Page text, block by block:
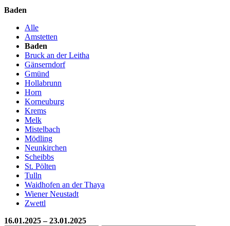
Baden
Alle
Amstetten
Baden
Bruck an der Leitha
Gänserndorf
Gmünd
Hollabrunn
Horn
Korneuburg
Krems
Melk
Mistelbach
Mödling
Neunkirchen
Scheibbs
St. Pölten
Tulln
Waidhofen an der Thaya
Wiener Neustadt
Zwettl
16.01.2025 – 23.01.2025